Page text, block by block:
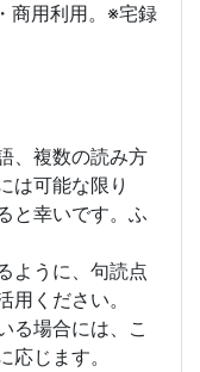
商用利用。※宅録
、複数の読み方
は可能な限り
と幸いです。ふ
ように、句読点
ください。
る場合には、こ
じます。